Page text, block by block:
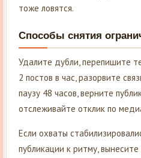
тоже ловятся.
Способы снятия
Удалите дубли, перепишите
2 постов в час, разорвите
паузу 48 часов, верните
отслеживайте отклик по
Если охваты
публикации к ритму,